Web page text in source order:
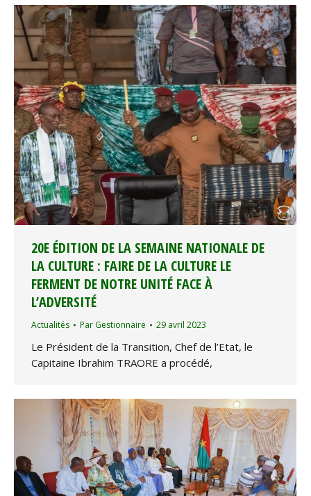
20E ÉDITION DE LA SEMAINE NATIONALE DE
LA CULTURE : FAIRE DE LA CULTURE LE
FERMENT DE NOTRE UNITÉ FACE À
L’ADVERSITÉ
Actualités Par Gestionnaire 29 avril 2023
Le Président de la Transition, Chef de l’Etat, le
Capitaine Ibrahim TRAORE a procédé,